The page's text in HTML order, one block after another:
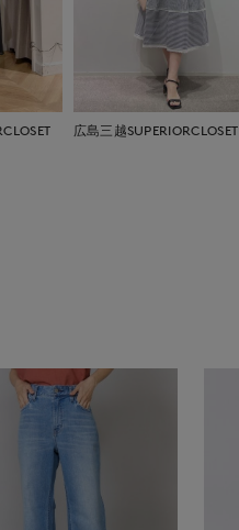
広島三越SUPERIORCLOSET